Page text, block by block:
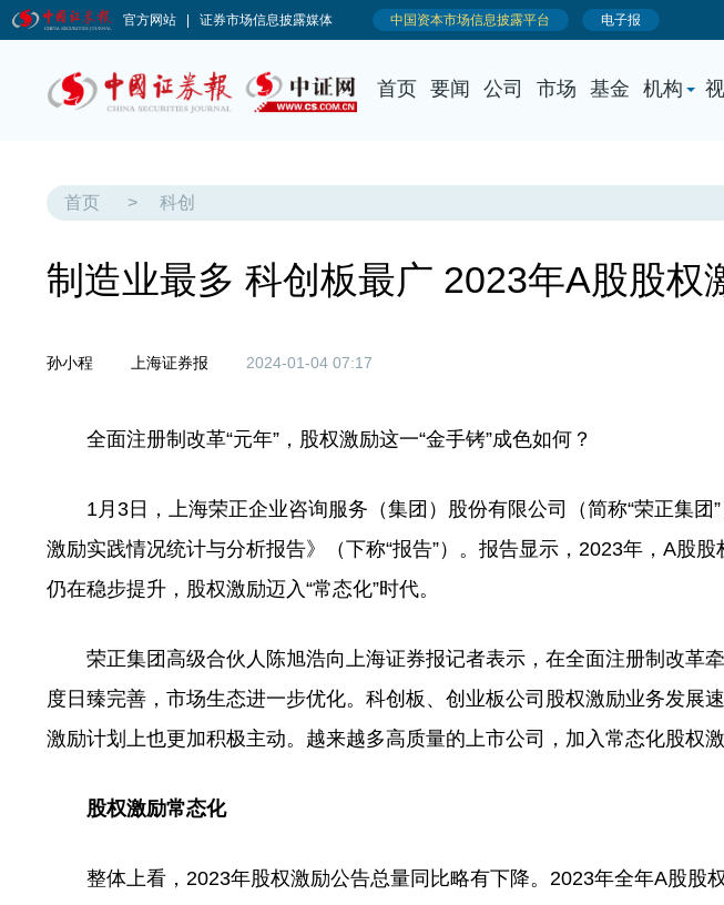
首页 要闻 公司 市场 基金 机构
首页 > 科创
制造业最多 科创板最广 2023年A股股权
孙小程 上海证券报 2024-01-04 07:17
全面注册制改革“元年”，股权激励这一“金手铐”成色如何？
1月3日，上海荣正企业咨询服务（集团）股份有限公司（简称“荣正集团”
激励实践情况统计与分析报告》（下称“报告”）。报告显示，2023年，A股
仍在稳步提升，股权激励迈入“常态化”时代。
荣正集团高级合伙人陈旭浩向上海证券报记者表示，在全面注册制改革牵
度日臻完善，市场生态进一步优化。科创板、创业板公司股权激励业务发展
激励计划上也更加积极主动。越来越多高质量的上市公司，加入常态化股权激
股权激励常态化
整体上看，2023年股权激励公告总量同比略有下降。2023年全年A股股